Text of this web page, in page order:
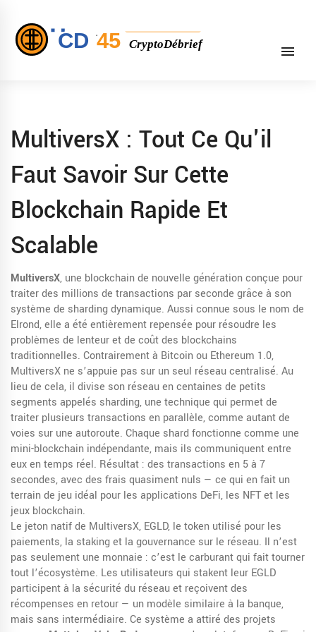
MultiversX : Tout Ce Qu'il
Faut Savoir Sur Cette
Blockchain Rapide Et
Scalable
MultiversX, une blockchain de nouvelle génération conçue pour
traiter des millions de transactions par seconde grâce à son
système de sharding dynamique. Aussi connue sous le nom de
Elrond, elle a été entièrement repensée pour résoudre les
problèmes de lenteur et de coût des blockchains
traditionnelles. Contrairement à Bitcoin ou Ethereum 1.0,
MultiversX ne s’appuie pas sur un seul réseau centralisé. Au
lieu de cela, il divise son réseau en centaines de petits
segments appelés sharding, une technique qui permet de
traiter plusieurs transactions en parallèle, comme autant de
voies sur une autoroute. Chaque shard fonctionne comme une
mini-blockchain indépendante, mais ils communiquent entre
eux en temps réel. Résultat : des transactions en 5 à 7
secondes, avec des frais quasiment nuls — ce qui en fait un
terrain de jeu idéal pour les applications DeFi, les NFT et les
jeux blockchain.
Le jeton natif de MultiversX, EGLD, le token utilisé pour les
paiements, la staking et la gouvernance sur le réseau. Il n’est
pas seulement une monnaie : c’est le carburant qui fait tourner
tout l’écosystème. Les utilisateurs qui stakent leur EGLD
participent à la sécurité du réseau et reçoivent des
récompenses en retour — un modèle similaire à la banque,
mais sans intermédiaire. Ce système a attiré des projets